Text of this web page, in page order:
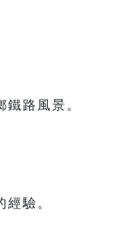
路風景。
驗。